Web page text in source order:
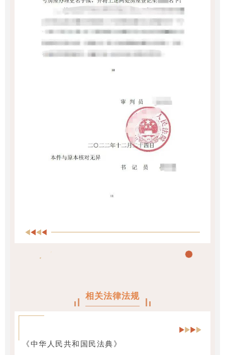
相关法律法规
《中华人民共和国民法典》